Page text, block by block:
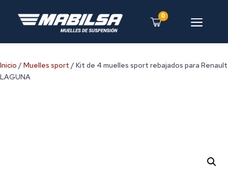
0 a
Inicio / Muelles sport / Kit de 4 muelles sport rebajados para Renault
LAGUNA